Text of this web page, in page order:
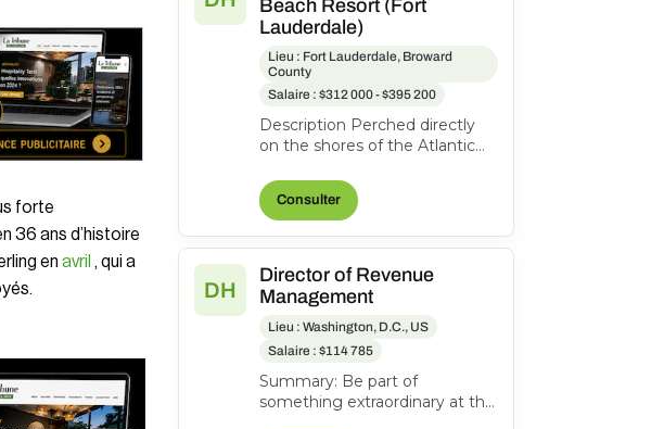
forte
36 ans d’histoire
en avril , qui a
Beach Resort (Fort
Lauderdale)
Lieu : Fort Lauderdale, Broward
County
Salaire : $312 000 - $395 200
Description Perched directly
on the shores of the Atlantic
Resort is one of Fort
Lauderdal...
Consulter
DH
Director of Revenue
Management
Lieu : Washington, D.C., US
Salaire : $114 785
Summary: Be part of
something extraordinary at the